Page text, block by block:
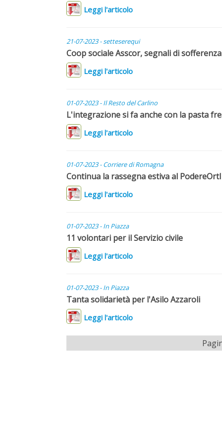
Leggi l'articolo
21-07-2023 - setteserequi
Coop sociale Asscor, segnali di sofferenza
Leggi l'articolo
01-07-2023 -Il Resto del Carlino
L'integrazione si fa anche con la pasta
Leggi l'articolo
01-07-2023 - Corriere di Romagna
Continua la rassegna estiva al
Leggi l'articolo
01-07-2023 - In Piazza
11 volontari per il Servizio civile
Leggi l'articolo
01-07-2023 - In Piazza
Tanta solidarietà per l'Asilo Azzaroli
Leggi l'articolo